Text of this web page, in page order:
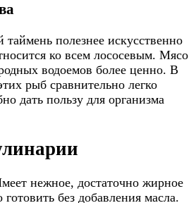
таймень полезнее искусственно
ко всем лососевым. Мясо
водоемов более ценно. В
рыб сравнительно легко
дать пользу для организма
нежное, достаточно жирное
без добавления масла.